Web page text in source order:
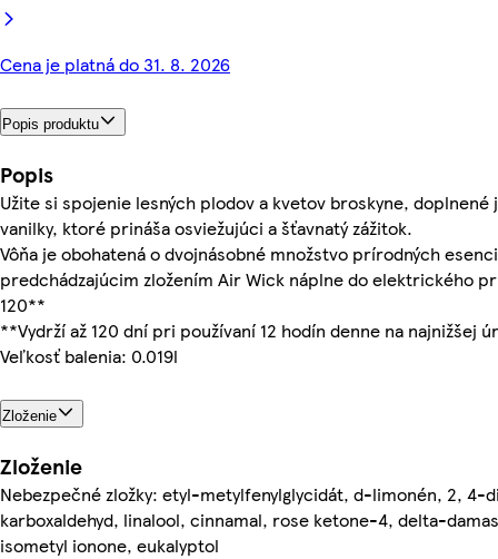
Cena je platná do 31. 8. 2026
Popis produktu
Popis
Užite si spojenie lesných plodov a kvetov broskyne,
vanilky, ktoré prináša osviežujúci a šťavnatý zážitok.
Vôňa je obohatená o dvojnásobné množstvo prírodných
predchádzajúcim zložením Air Wick náplne do elektrického
120**
**Vydrží až 120 dní pri používaní 12 hodín denne na najnižšej
Veľkosť balenia: 0.019l
Zloženie
Zloženie
Nebezpečné zložky: etyl-metylfenylglycidát, d-limonén, 2, 4-
karboxaldehyd, linalool, cinnamal, rose ketone-4, delta-
isometyl ionone, eukalyptol